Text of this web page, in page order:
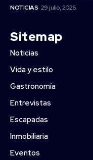
NOTICIAS 29 julio, 2026
Sitemap
Noticias
Vida y estilo
Gastronomía
Entrevistas
Escapadas
Inmobiliaria
Eventos